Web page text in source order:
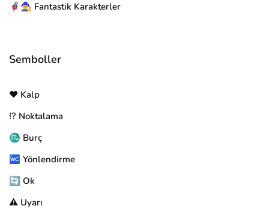
🦸‍♂️🧙‍♀️ Fantastik Karakterler
Semboller
❤️ Kalp
⁉️ Noktalama
♏ Burç
🚾 Yönlendirme
🔄 Ok
⚠️ Uyarı